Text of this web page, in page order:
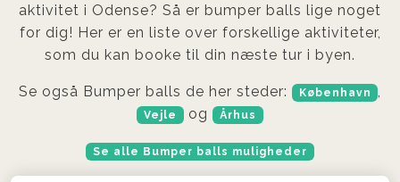
aktivitet i Odense? Så er bumper balls lige noget
for dig! Her er en liste over forskellige aktiviteter,
som du kan booke til din næste tur i byen.
Se også Bumper balls de her steder: København ,
Vejle og Århus
Se alle Bumper balls muligheder